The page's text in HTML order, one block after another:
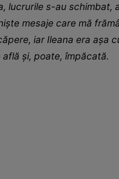
lucrurile s-au schimbat,
mesaje care mă
iar Ileana era aşa
şi, poate, împăcată.